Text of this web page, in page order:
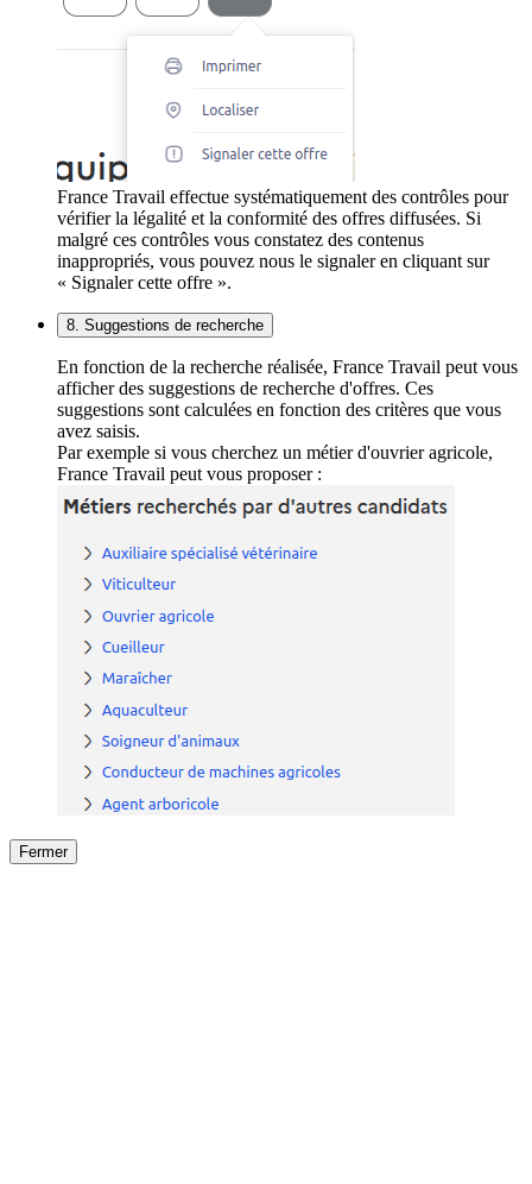
France Travail effectue systématiquement des contrôles pour
vérifier la légalité et la conformité des offres diffusées. Si
malgré ces contrôles vous constatez des contenus
inappropriés, vous pouvez nous le signaler en cliquant sur
« Signaler cette offre ».
8. Suggestions de recherche
En fonction de la recherche réalisée, France Travail peut vous
afficher des suggestions de recherche d'offres. Ces
suggestions sont calculées en fonction des critères que vous
avez saisis.
Par exemple si vous cherchez un métier d'ouvrier agricole,
France Travail peut vous proposer :
Fermer